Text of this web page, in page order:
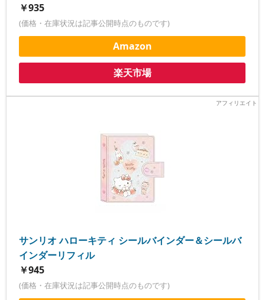
￥935
(価格・在庫状況は記事公開時点のものです)
Amazon
楽天市場
サンリオ ハローキティ シールバインダー＆シールバ
インダーリフィル
￥945
(価格・在庫状況は記事公開時点のものです)